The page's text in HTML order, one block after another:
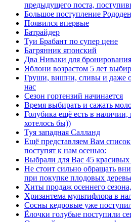
предыдущего поста,
Большое поступление
Появился впервые
Батрайдер
Туи Брабант по супер цене
Багрянник японский
Два Ниваки для
Яблони возрастом 5 лет
Груши, вишни, сливы и даже
нас
Сезон гортензий начинается
Время выбирать и сажать
Голубика ещё есть в наличии,
хотелось бы))
Туя западная Салланд
Ещё представляем Вам
поступят к нам осенью:
Выбрали для Вас 45 красивых
Не стоит сильно обращать
при покупке плодовых
Хиты продаж осеннего
Хризантема мультифлора в
Сосны кедровые уже
Ёлочки голубые поступили